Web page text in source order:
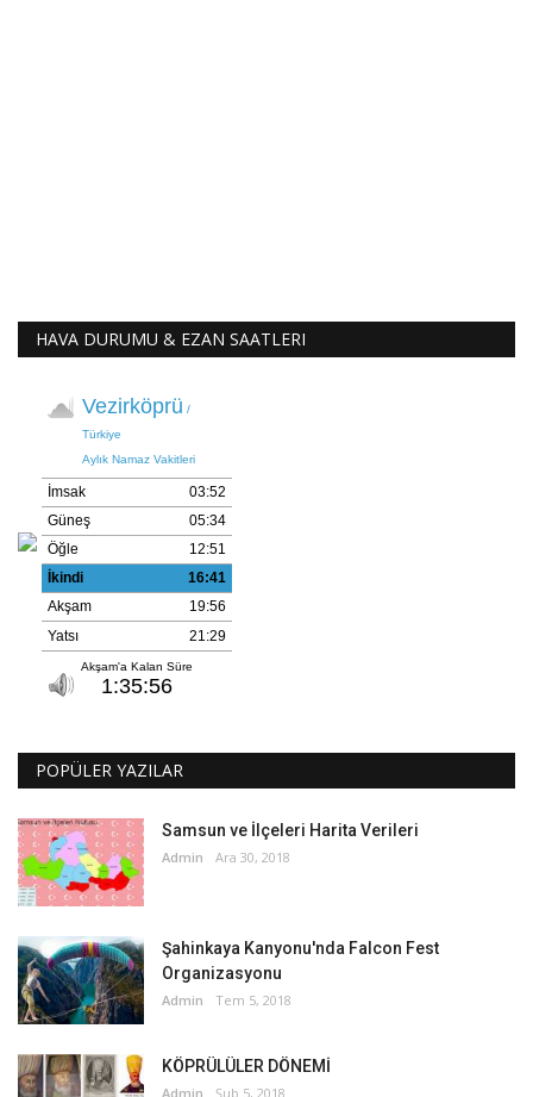
HAVA DURUMU & EZAN SAATLERI
POPÜLER YAZILAR
Samsun ve İlçeleri Harita Verileri
Admin Ara 30, 2018
Şahinkaya Kanyonu'nda Falcon Fest
Organizasyonu
Admin Tem 5, 2018
KÖPRÜLÜLER DÖNEMİ
Admin Şub 5, 2018